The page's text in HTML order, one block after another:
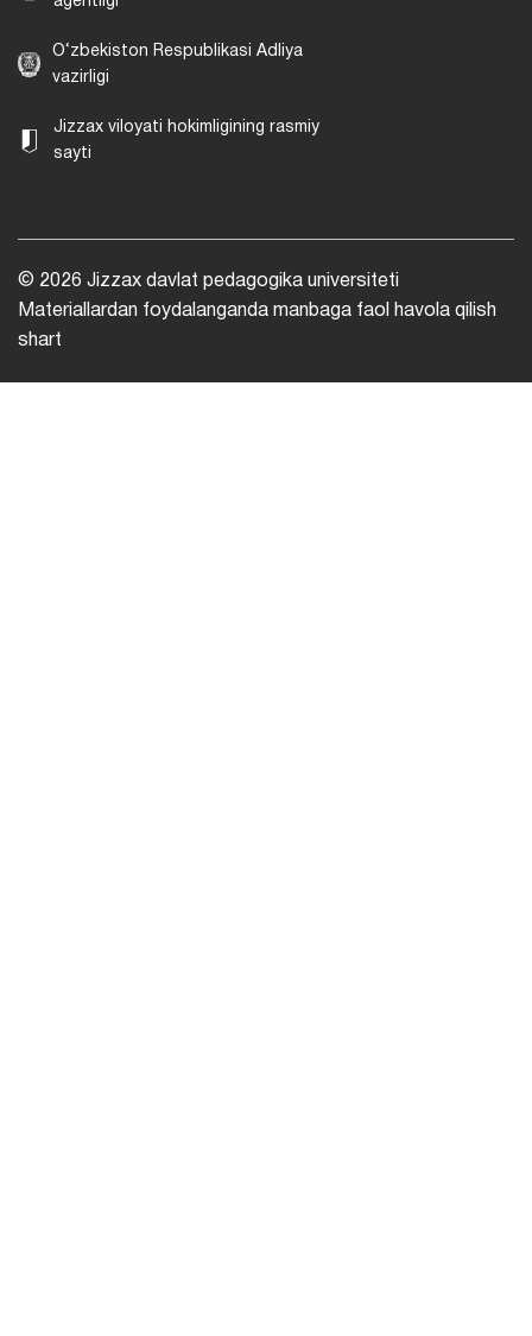
O‘zbekiston Respublikasi Adliya
vazirligi
Jizzax viloyati hokimligining rasmiy
sayti
© 2026 Jizzax davlat pedagogika universiteti
Materiallardan foydalanganda manbaga faol havola qilish
shart